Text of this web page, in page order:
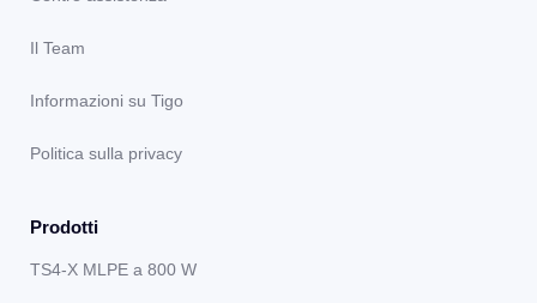
Il Team
Informazioni su Tigo
Politica sulla privacy
Prodotti
TS4-X MLPE a 800 W